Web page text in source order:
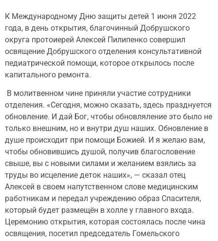
К Международному Дню защиты детей 1 июня 2022
года, в день открытия, благочинный Добрушского
округа протоиерей Алексей Пилипенко совершил
освящение Добрушского отделения консультативной
педиатрической помощи, которое открылось после
капитального ремонта.
В молитвенном чине приняли участие сотрудники
отделения. «Сегодня, можно сказать, здесь празднуется
обновление. И дай Бог, чтобы обновляление это было не
только внешним, но и внутри душ наших. Обновление в
душе происходит при помощи Божией. И я желаю вам,
чтобы обновившись душой, получив благословение
свыше, вы с новыми силами и желанием взялись за
труды во исцеление деток наших», — сказал отец
Алексей в своем напутственном слове медицинским
работникам и передал учреждению образ Спасителя,
который будет размещён в холле у главного входа.
Церемонию открытия, которая состоялась после чина
освящения, посетил председатель Гомельского